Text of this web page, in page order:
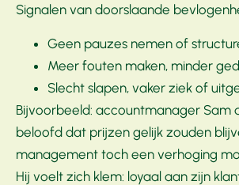
Signalen van doorslaande
Geen pauzes nemen of
Meer fouten maken, minder
Slecht slapen, vaker ziek of
Bijvoorbeeld: accountmanager Sam
beloofd dat prijzen gelijk zouden
management toch een verhoging
Hij voelt zich klem: loyaal aan zijn